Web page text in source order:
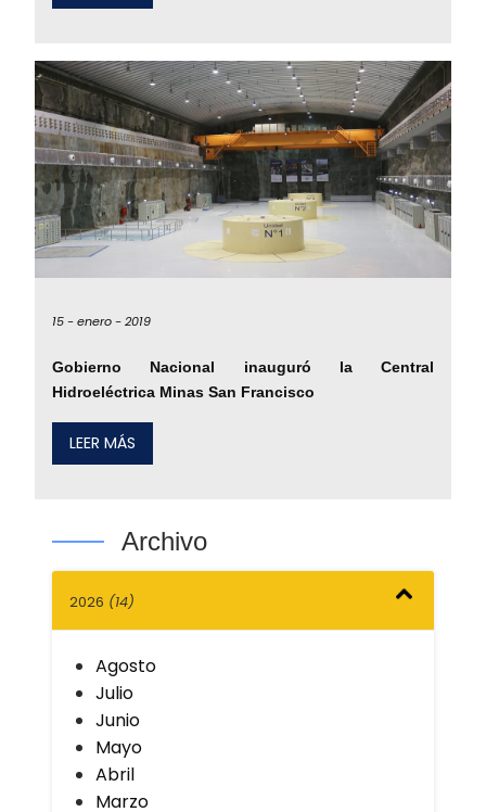
15 -enero -2019
Gobierno Nacional inauguró la Central
Hidroeléctrica Minas San Francisco
LEER MÁS
Archivo
2026 (14)
Agosto
Julio
Junio
Mayo
Abril
Marzo